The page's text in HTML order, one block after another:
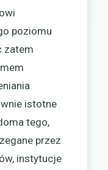
poziomu
zatem
istotne
tego,
przez
instytucje